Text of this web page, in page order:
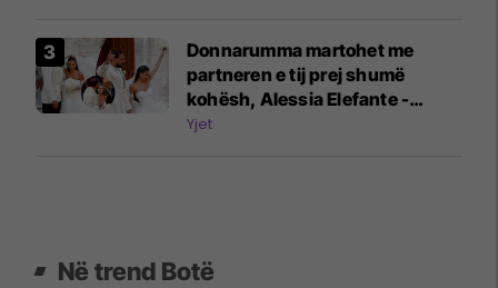
Donnarumma martohet me
partneren e tij prej shumë
kohësh, Alessia Elefante -
Haaland dhe Mancini marrin
Yjet
Në trend Botë